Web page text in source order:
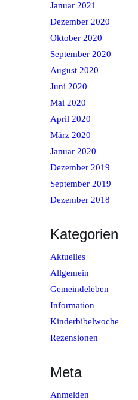
Januar 2021
Dezember 2020
Oktober 2020
September 2020
August 2020
Juni 2020
Mai 2020
April 2020
März 2020
Januar 2020
Dezember 2019
September 2019
Dezember 2018
Kategorien
Aktuelles
Allgemein
Gemeindeleben
Information
Kinderbibelwoche
Rezensionen
Meta
Anmelden